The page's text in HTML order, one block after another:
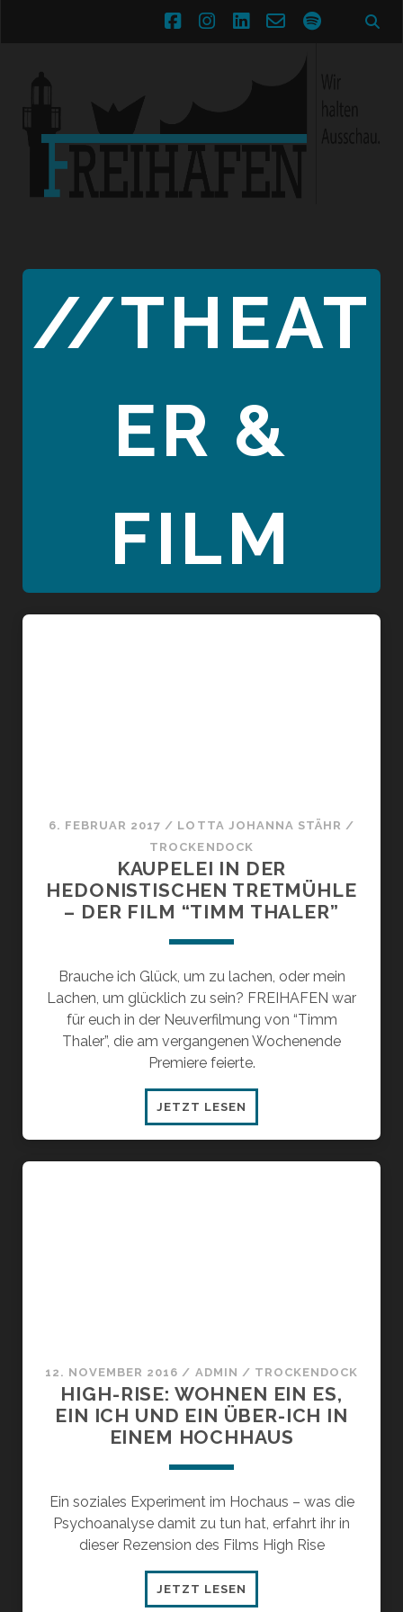
facebookinstagram
linkedin
email-spotify
//THEAT
ER &
FILM
6. FEBRUAR 2017 / LOTTA JOHANNA STÄHR /
TROCKENDOCK
KAUPELEI IN DER
HEDONISTISCHEN TRETMÜHLE
– DER FILM “TIMM THALER”
Brauche ich Glück, um zu lachen, oder mein
Lachen, um glücklich zu sein? FREIHAFEN war
für euch in der Neuverfilmung von “Timm
Thaler”, die am vergangenen Wochenende
Premiere feierte.
JETZT LESEN
IN
12. NOVEMBER 2016 / ADMIN / TROCKENDOCK
HIGH-RISE: WOHNEN EIN ES,
EIN ICH UND EIN ÜBER-ICH IN
EINEM HOCHHAUS
Ein soziales Experiment im Hochaus – was die
Psychoanalyse damit zu tun hat, erfahrt ihr in
dieser Rezension des Films High Rise
JETZT LESEN
RISE: